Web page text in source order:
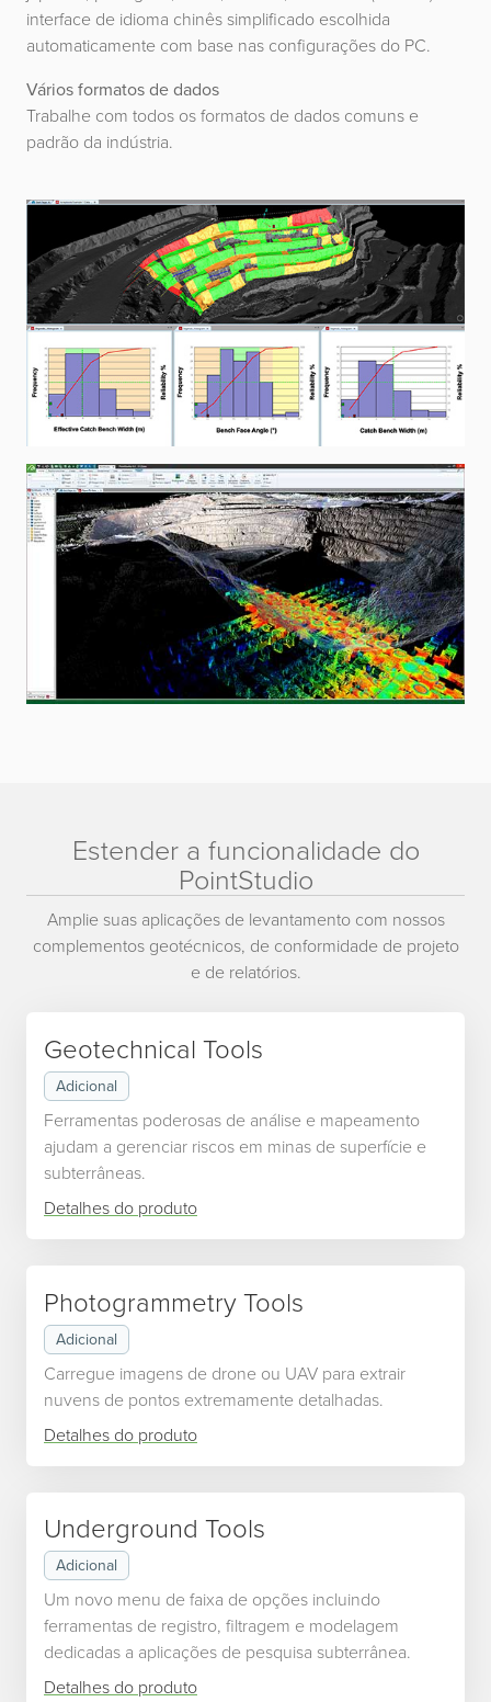
interface de idioma chinês simplificado escolhida
automaticamente com base nas configurações do PC.
Vários formatos de dados
Trabalhe com todos os formatos de dados comuns e
padrão da indústria.
Estender a funcionalidade do
PointStudio
Amplie suas aplicações de levantamento com nossos
complementos geotécnicos, de conformidade de projeto
e de relatórios.
Geotechnical Tools
Adicional
Ferramentas poderosas de análise e mapeamento
ajudam a gerenciar riscos em minas de superfície e
subterrâneas.
Detalhes do produto
Photogrammetry Tools
Adicional
Carregue imagens de drone ou UAV para extrair
nuvens de pontos extremamente detalhadas.
Detalhes do produto
Underground Tools
Adicional
Um novo menu de faixa de opções incluindo
ferramentas de registro, filtragem e modelagem
dedicadas a aplicações de pesquisa subterrânea.
Detalhes do produto